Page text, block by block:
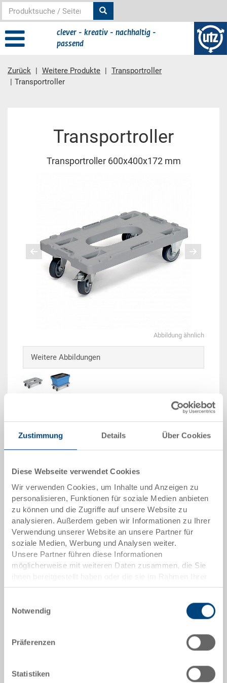
Zustimmung Details Über Cookies
Diese Webseite verwendet Cookies
Wir verwenden Cookies, um Inhalte und Anzeigen zu
personalisieren, Funktionen für soziale Medien anbieten
zu können und die Zugriffe auf unsere Website zu
analysieren. Außerdem geben wir Informationen zu Ihrer
Verwendung unserer Website an unsere Partner für
soziale Medien, Werbung und Analysen weiter.
Unsere Partner führen diese Informationen
möglicherweise mit weiteren Daten zusammen, die Sie
Nutzung der Dienste gesammelt haben.
Notwendig
Präferenzen
Statistiken
clever - kreativ - nachhaltig -
passend
Zurück Weitere Produkte
Transportroller
Transportroller
Transportroller
Transportroller 600x400x172 mm
Abbildung ähnlich
Weitere Abbildungen
Beispiel 3D Animation
Das Produkt kann nicht online bestellt werden:
Angebot anfordern
Artikeldaten
Bestellnummer
80-58-26
Aussenmasse:
RAL 7001 |